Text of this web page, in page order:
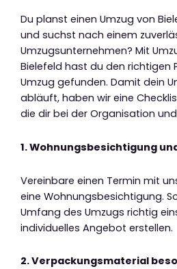
Du planst einen Umzug von
und suchst nach einem
Umzugsunternehmen? Mit
Bielefeld hast du den richtigen
Umzug gefunden. Damit dein
abläuft, haben wir eine
die dir bei der Organisation
1. Wohnungsbesichtigung
Vereinbare einen Termin mit
eine Wohnungsbesichtigung.
Umfang des Umzugs richtig
individuelles Angebot erstellen.
2. Verpackungsmaterial